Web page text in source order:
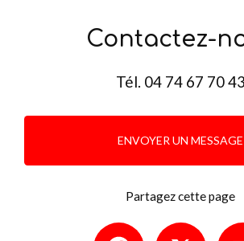
Contactez-
Tél. 04 74 67 70 43
ENVOYER UN MESSAGE
Partagez cette page
Facebook